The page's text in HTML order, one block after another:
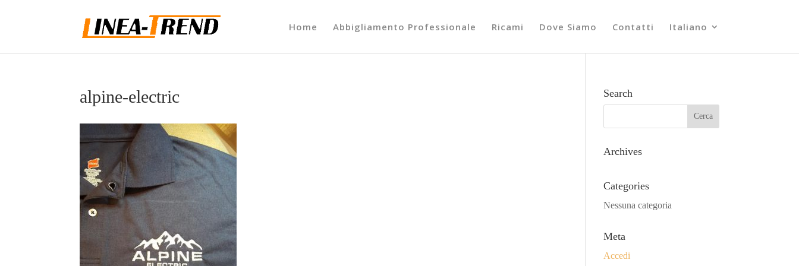
Home Abbigliamento Professionale Ricami Dove Siamo Contatti Italiano
alpine-electric Search
Archives
Categories
Nessuna categoria
Meta
Accedi